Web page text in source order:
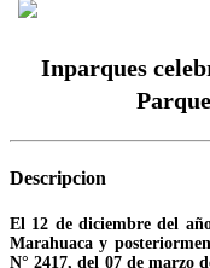
Inparques
Descripcion
El 12 de diciembre del
Marahuaca y
N° 2417, del 07 de marzo